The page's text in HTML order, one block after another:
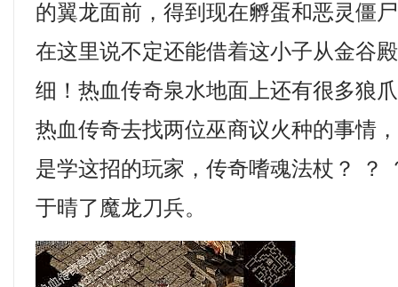
的翼龙面前，得到现在孵蛋和恶灵僵
在这里说不定还能借着这小子从金谷
细！热血传奇泉水地面上还有很多狼
热血传奇去找两位巫商议火种的事情
是学这招的玩家，传奇嗜魂法杖？ ？
于晴了魔龙刀兵。